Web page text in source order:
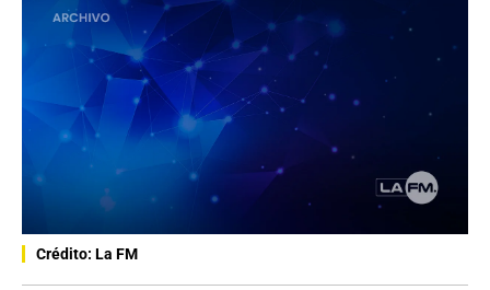
Crédito: La FM